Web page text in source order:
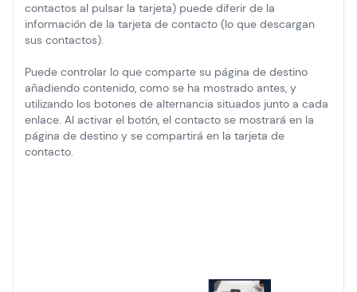
contactos al pulsar la tarjeta) puede diferir de la
información de la tarjeta de contacto (lo que descargan
sus contactos).
Puede controlar lo que comparte su página de destino
añadiendo contenido, como se ha mostrado antes, y
utilizando los botones de alternancia situados junto a cada
enlace. Al activar el botón, el contacto se mostrará en la
página de destino y se compartirá en la tarjeta de
contacto.